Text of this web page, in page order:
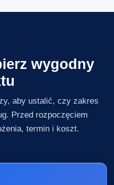
wygodny
aby ustalić, czy zakres
Przed rozpoczęciem
termin i koszt.